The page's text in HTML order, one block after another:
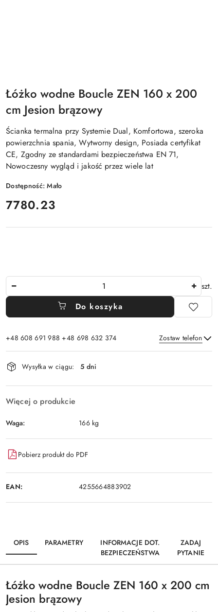
Łóżko wodne Boucle ZEN 160 x 200
cm Jesion brązowy
Ścianka termalna przy Systemie Dual, Komfortowa, szeroka
powierzchnia spania, Wytworny design, Posiada certyfikat
CE, Zgodny ze standardami bezpieczeństwa EN 71,
Nowoczesny wygląd i jakość przez wiele lat
Dostępność:Mało
cena:
7780.23
szt.
Do koszyka
+48 608 691 988 +48 698 632 374 Zostaw telefon
Dostępność
i
dostawa
Wysyłka w ciągu: 5 dni
Więcej o produkcie
Waga: 166 kg
Pobierz produkt do PDF
EAN: 4255664883902
OPIS PARAMETRY
INFORMACJE DOT.
BEZPIECZEŃSTWA
ZADAJ
PYTANIE
Łóżko wodne Boucle ZEN 160 x 200 cm
Jesion brązowy